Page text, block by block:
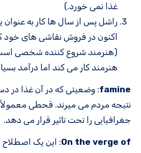
غذا نمی خورد.)
راشل پس از سال ها کار به عنوان
اکنون در فروش نقاشی های خود
(هنرمند شروع کننده شخصی
هنرمند کار می کند اما درآمد
famine: وضعیتی که در آن غذا در
نتیجه مردم می میرند. قحطی
جغرافیایی را تحت تاثیر قرار می دهد.
On the verge of: این یک